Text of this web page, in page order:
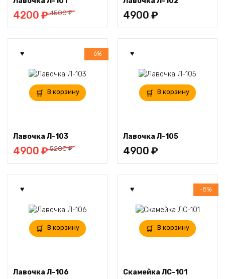
4500₽
Первоначальная
4200 ₽
Текущая
4900 ₽
В корзину
-6%
Лавочка Л-103
5200₽
Первоначальная
4900 ₽
Текущая
В корзину
Лавочка Л-105
4900 ₽
В корзину
Лавочка Л-106
В корзину
-8%
Скамейка ЛС-101